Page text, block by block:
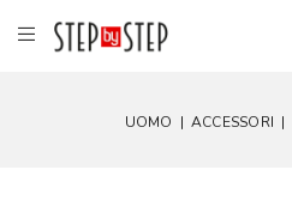
UOMO | ACCESSORI |